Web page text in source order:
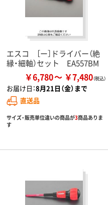
エスコ ［ー］ドライバー（絶
縁・細軸）セット EA557BM
￥6,780 ￥7,480
お届け日：8月21日（金）まで
直送品
サイズ・販売単位違いの商品が3商品ありま
す